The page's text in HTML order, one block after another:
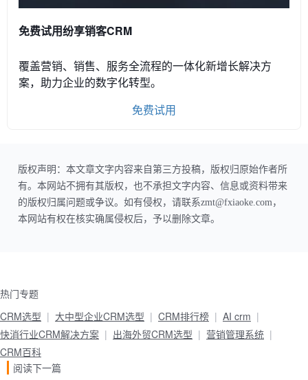
免费试用纷享销客CRM
覆盖营销、销售、服务全流程的一体化新增长解决方
案，助力企业的数字化转型。
免费试用
版权声明：本文章文字内容来自第三方投稿，版权归原始作者所
有。本网站不拥有其版权，也不承担文字内容、信息或资料带来
的版权归属问题或争议。如有侵权，请联系zmt@fxiaoke.com，
本网站有权在核实确属侵权后，予以删除文章。
热门专题
CRM选型
大中型企业CRM选型 CRM排行榜
AI crm
快消行业CRM解决方案
出海外贸CRM选型
营销管理系统
CRM百科
阅读下一篇